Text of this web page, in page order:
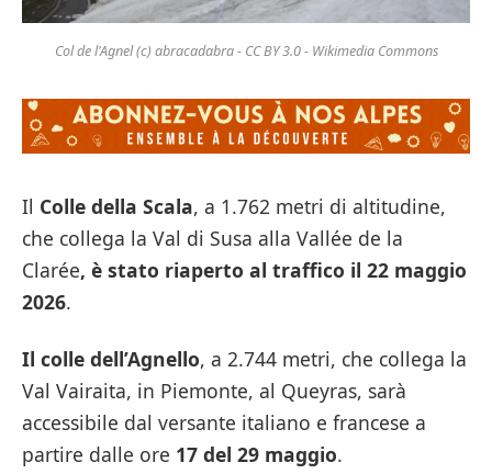
Col de l'Agnel (c) abracadabra - CC BY 3.0 - Wikimedia Commons
Il Colle della Scala, a 1.762 metri di altitudine,
che collega la Val di Susa alla Vallée de la
Clarée, è stato riaperto al traffico il 22 maggio
2026.
Il colle dell’Agnello, a 2.744 metri, che collega la
Val Vairaita, in Piemonte, al Queyras, sarà
accessibile dal versante italiano e francese a
partire dalle ore 17 del 29 maggio.